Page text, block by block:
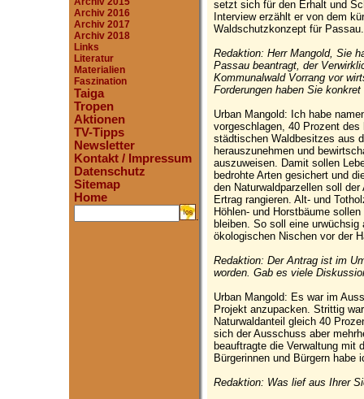
Archiv 2016
Archiv 2017
Archiv 2018
Links
Literatur
Materialien
Faszination
Taiga
Tropen
Aktionen
TV-Tipps
Newsletter
Kontakt / Impressum
Datenschutz
Sitemap
Home
.
setzt sich für den Erhalt und
Interview erzählt er von dem
Waldschutzkonzept für Passau.
Redaktion: Herr Mangold, Sie
Passau beantragt, der
Kommunalwald Vorrang vor
Forderungen haben Sie
Urban Mangold: Ich habe
vorgeschlagen, 40 Prozent
städtischen Waldbesitzes aus
herauszunehmen und
auszuweisen. Damit sollen
bedrohte Arten gesichert und
den Naturwaldparzellen soll
Ertrag rangieren. Alt- und
Höhlen- und Horstbäume
bleiben. So soll eine
ökologischen Nischen vor der
Redaktion: Der Antrag ist im
worden. Gab es viele
Urban Mangold: Es war im
Projekt anzupacken. Strittig
Naturwaldanteil gleich 40
sich der Ausschuss aber
beauftragte die Verwaltung mit
Bürgerinnen und Bürgern habe
Redaktion: Was lief aus Ihrer